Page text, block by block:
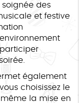
des
et festive
également
choisissez le
la mise en